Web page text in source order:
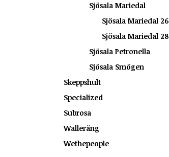
Sjösala Mariedal
Sjösala Mariedal 26
Sjösala Mariedal 28
Sjösala Petronella
Sjösala Smögen
Skeppshult
Specialized
Subrosa
Walleräng
Wethepeople